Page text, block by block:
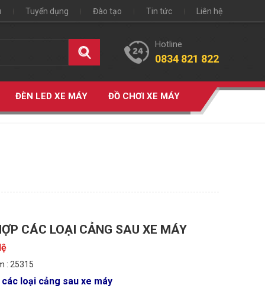
Tuyển dụng Đào tạo Tin tức Liên hệ
Hotline
0834 821 822
ĐÈN LED XE MÁY ĐỒ CHƠI XE MÁY
CÁC LOẠI CẢNG SAU XE MÁY
: 25315
loại cảng sau xe máy